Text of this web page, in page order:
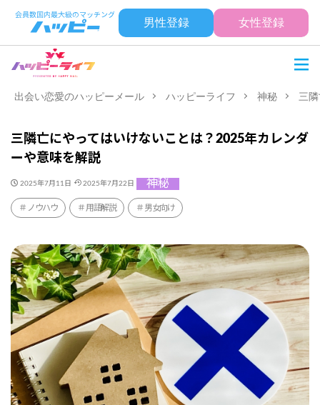
男性登録 女性登録
出会い恋愛のハッピーメール ハッピーライフ 神秘 三
三隣亡にやってはいけないことは？2025年カレンダ
ーや意味を解説
2025年7月11日 2025年7月22日 神秘
ノウハウ 用語解説 男女向け